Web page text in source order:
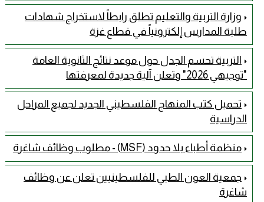
وزارة التربية والتعليم تطلق رابطاً لاستخراج شهادات
طلبة المدارس إلكترونياً في قطاع غزة
التربية تحسم الجدل حول موعد نتائج الثانوية العامة
"توجيهي 2026" وتعلن آلية جديدة لمعرفتها
تحميل كتب المنهاج الفلسطيني الجديد لجميع المراحل
الدراسية
منظمة أطباء بلا حدود (MSF) - مطلوب وظائف شاغرة
جمعية العون الطبي للفلسطينيين تعلن عن وظائف
شاغرة